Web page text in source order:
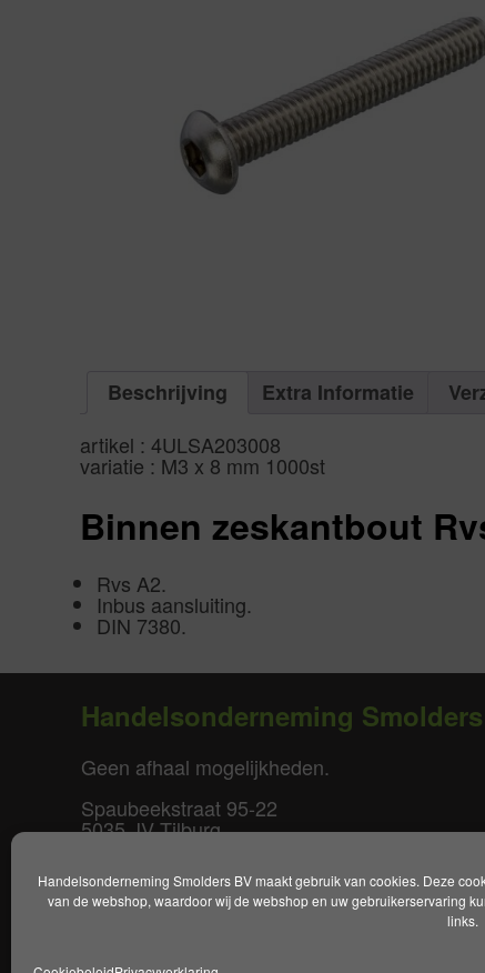
Handelsonderneming Smolders BV maakt gebruik van cookies. Deze
van de webshop, waardoor wij de webshop en uw gebruikerservaring
links.
Beschrijving Extra Informatie
artikel : 4ULSA203008
variatie : M3 x 8 mm 1000st
Binnen zeskantbout
Rvs A2.
Inbus aansluiting.
DIN 7380.
Handelsonderneming
Geen afhaal mogelijkheden.
Spaubeekstraat 95-22
5035 JV Tilburg
T. +31(0)85-0640877
E.info@smoldersbv.nl
|